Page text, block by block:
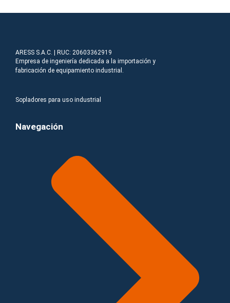
ARESS S.A.C. | RUC: 20603362919
Empresa de ingeniería dedicada a la importación y
fabricación de equipamiento industrial.
Sopladores para uso industrial
Navegación